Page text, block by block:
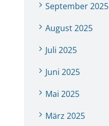
September 2025
August 2025
Juli 2025
Juni 2025
Mai 2025
März 2025